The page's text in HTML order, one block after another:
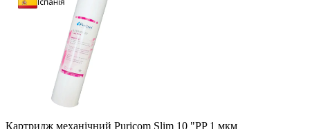
Картридж механічний Puricom Slim 10 "PP 1 мкм